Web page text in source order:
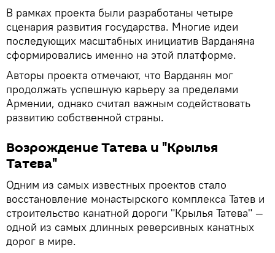
В рамках проекта были разработаны четыре
сценария развития государства. Многие идеи
последующих масштабных инициатив Варданяна
сформировались именно на этой платформе.
Авторы проекта отмечают, что Варданян мог
продолжать успешную карьеру за пределами
Армении, однако считал важным содействовать
развитию собственной страны.
Возрождение Татева и "Крылья
Татева"
Одним из самых известных проектов стало
восстановление монастырского комплекса Татев и
строительство канатной дороги "Крылья Татева" —
одной из самых длинных реверсивных канатных
дорог в мире.